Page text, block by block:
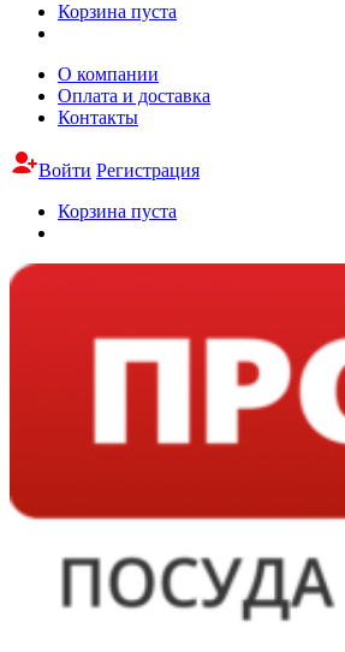
Корзина пуста
О компании
Оплата и доставка
Контакты
Войти Регистрация
Корзина пуста